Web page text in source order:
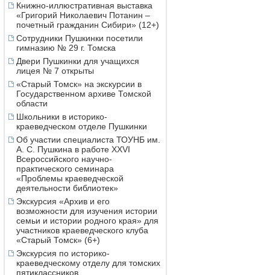
Книжно-иллюстративная выставка
«Григорий Николаевич Потанин –
почетный гражданин Сибири» (12+)
Сотрудники Пушкинки посетили
гимназию № 29 г. Томска
Двери Пушкинки для учащихся
лицея № 7 открыты
«Старый Томск» на экскурсии в
Государственном архиве Томской
области
Школьники в историко-
краеведческом отделе Пушкинки
Об участии специалиста ТОУНБ им.
А. С. Пушкина в работе XXVI
Всероссийского научно-
практического семинара
«Проблемы краеведческой
деятельности библиотек»
Экскурсия «Архив и его
возможности для изучения истории
семьи и истории родного края» для
участников краеведческого клуба
«Старый Томск» (6+)
Экскурсия по историко-
краеведческому отделу для томских
пятиклассников